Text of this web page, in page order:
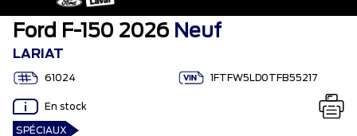
Ford F-150 2026 Neuf
LARIAT
61024 1FTFW5LD0TFB55217
En stock
SPÉCIAUX